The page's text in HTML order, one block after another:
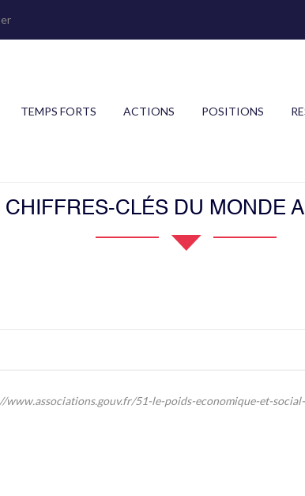
TEMPS FORTS ACTIONS POSITIONS
CHIFFRES-CLÉS DU MONDE
www.associations.gouv.fr/51-le-poids-economique-et-